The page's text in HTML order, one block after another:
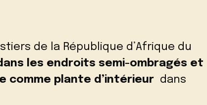
de la République d’Afrique du
les endroits semi-ombragés et
comme plante d’intérieur dans